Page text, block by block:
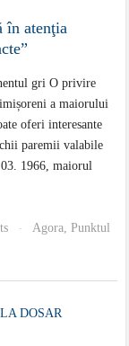
atenţia
gri O privire
a maiorului
oferi interesante
paremii valabile
1966, maiorul
· Agora,Punktul